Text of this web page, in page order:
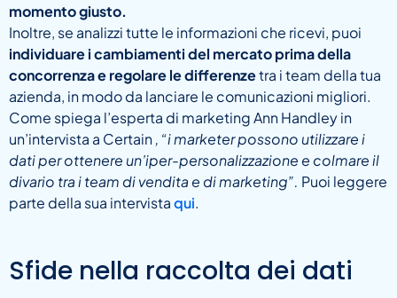
momento giusto.
Inoltre, se analizzi tutte le informazioni che ricevi, puoi
individuare i cambiamenti del mercato prima della
concorrenza e regolare le differenzetra i team della tua
azienda, in modo da lanciare le comunicazioni migliori.
Come spiega l’esperta di marketing Ann Handley in
un’intervista a Certain, “i marketer possono utilizzare i
dati per ottenere un’iper-personalizzazione e colmare il
divario tra i team di vendita e di marketing”. Puoi leggere
parte della sua intervistaqui.
Sfide nella raccolta dei dati